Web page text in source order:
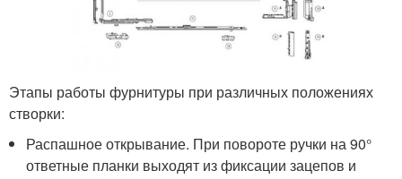
Этапы работы фурнитуры при различных положениях
створки:
Распашное открывание. При повороте ручки на 90°
ответные планки выходят из фиксации зацепов и